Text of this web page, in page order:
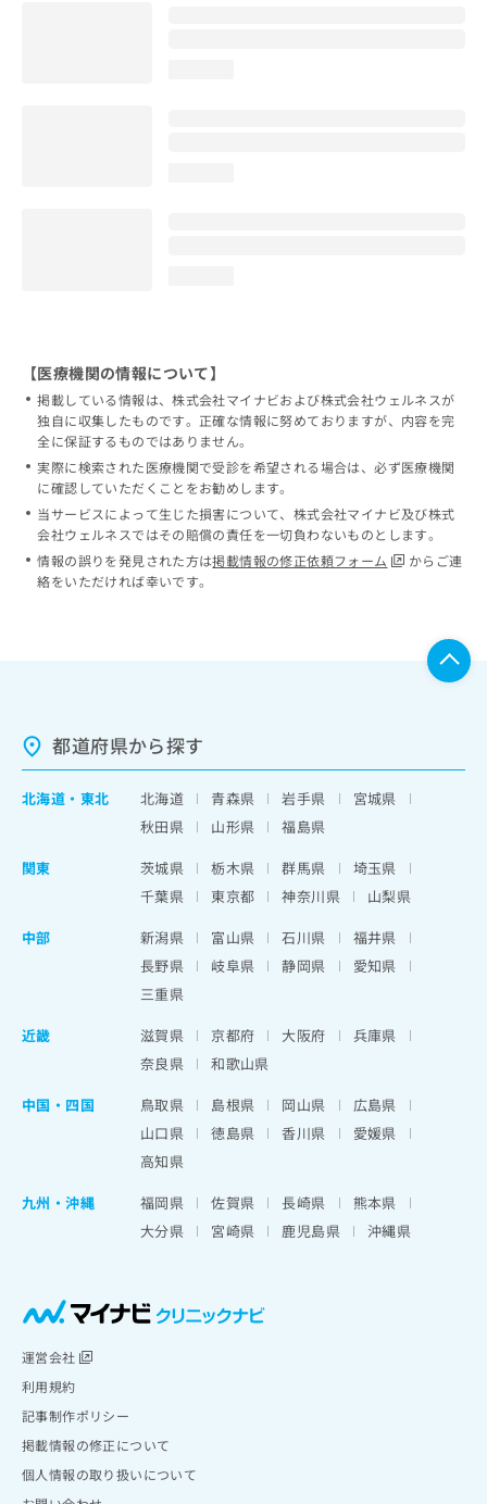
【医療機関の情報について】
掲載している情報は、株式会社マイナビおよび株式会社ウェルネスが
独自に収集したものです。正確な情報に努めておりますが、内容を完
全に保証するものではありません。
実際に検索された医療機関で受診を希望される場合は、必ず医療機関
に確認していただくことをお勧めします。
当サービスによって生じた損害について、株式会社マイナビ及び株式
会社ウェルネスではその賠償の責任を一切負わないものとします。
情報の誤りを発見された方は掲載情報の修正依頼フォーム
からご連
絡をいただければ幸いです。
都道府県から探す
北海道 ・ 東北 北海道 青森県 岩手県
宮城県
秋田県
山形県
福島県
関東
茨城県 栃木県 群馬県
埼玉県
千葉県
東京都 神奈川県
山梨県
中部
新潟県 富山県 石川県
福井県
長野県
岐阜県 静岡県
愛知県
三重県
近畿
滋賀県 京都府 大阪府
兵庫県
奈良県
和歌山県
中国・四国
鳥取県 島根県 岡山県
広島県
山口県
徳島県 香川県
愛媛県
高知県
九州・沖縄
福岡県 佐賀県 長崎県
熊本県
大分県
宮崎県 鹿児島県 沖縄県
運営会社
利用規約
記事制作ポリシー
掲載情報の修正について
個人情報の取り扱いについて